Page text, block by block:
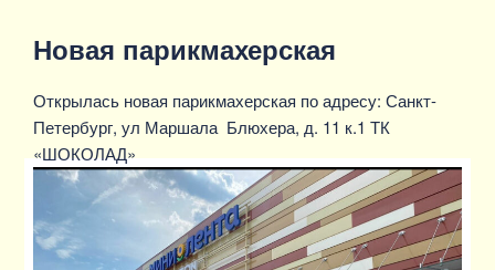
Новая парикмахерская
Открылась новая парикмахерская по адресу: Санкт-
Петербург, ул Маршала Блюхера, д. 11 к.1 ТК
«ШОКОЛАД»